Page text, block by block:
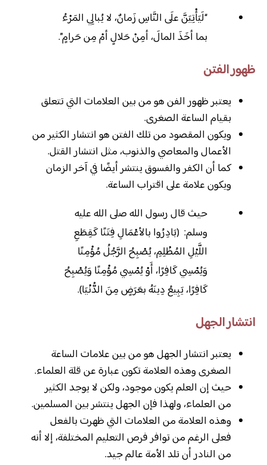
“لَيَأْتِيَنَّ علَى النَّاسِ زَمانٌ، لا يُبالِي المَرْءُ
بما أخَذَ المالَ، أمِنْ حَلالٍ أمْ مِن حَرامٍ”.
ظهور الفتن
يعتبر ظهور الفن هو من بين العلامات التي تتعلق
بقيام الساعة الصغرى.
ويكون المقصود من تلك الفتن هو انتشار الكثير من
الأعمال والمعاصي والذنوب، مثل انتشار القتل.
كما أن الكفر والفسوق ينتشر أيضًا في آخر الزمان
ويكون علامة على اقتراب الساعة.
حيث قال رسول الله صلى الله عليه
وسلم: (بَادِرُوا بالأعْمَالِ فِتَنًا كَقِطَعِ
اللَّيْلِ المُظْلِمِ، يُصْبِحُ الرَّجُلُ مُؤْمِنًا
وَيُمْسِي كَافِرًا، أَوْ يُمْسِي مُؤْمِنًا وَيُصْبِحُ
كَافِرًا، يَبِيعُ دِينَهُ بعَرَضٍ مِنَ الدُّنْيَا).
انتشار الجهل
يعتبر انتشار الجهل هو من بين علامات الساعة
الصغرى وهذه العلامة تكون عبارة عن قلة العلماء.
حيث إن العلم يكون موجود، ولكن لا يوجد الكثير
من العلماء، ولهذا فإن الجهل ينتشر بين المسلمين.
وهذه العلامة من العلامات التي ظهرت بالفعل
فعلى الرغم من توافر فرص التعليم المختلفة، إلا أنه
من النادر أن تلد الأمة عالم جيد.